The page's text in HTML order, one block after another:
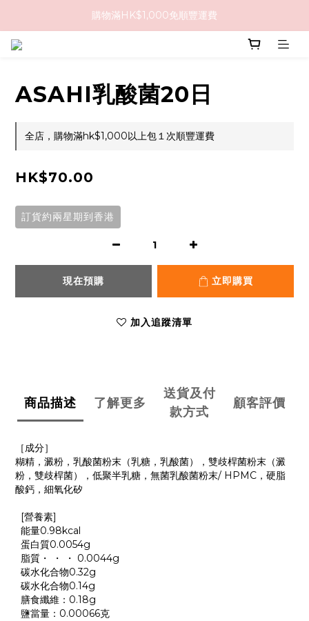
購物滿HK$1,000免順豐運費
購物滿HK$1,000免順豐運費
ASAHI乳酸菌20日
全店，購物滿hk$1,000以上包１次順豐運費
HK$70.00
訂貨約兩星期到香港
現在預購 立即購買
加入追蹤清單
商品描述 了解更多
送貨及付
款方式
顧客評價
［成分］
糊精，澱粉，乳酸菌粉末（乳糖，乳酸菌），雙歧桿菌粉末（澱
粉，雙歧桿菌），低聚半乳糖，無菌乳酸菌粉末/ HPMC，硬脂
酸鈣，細氧化矽
[營養素]
能量0.98kcal
蛋白質0.0054g
脂質・ ・ ・ 0.0044g
碳水化合物0.32g
碳水化合物0.14g
膳食纖維：0.18g
鹽當量：0.00066克